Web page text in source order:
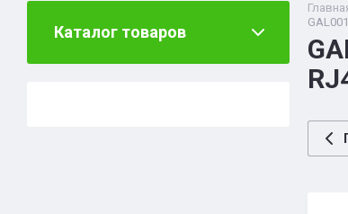
Каталог товаров